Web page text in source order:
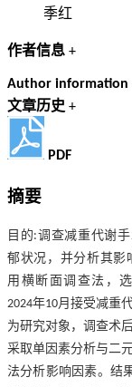
季红
作者信息 +
Author information
文章历史 +
PDF
摘要
目的:调查减重代谢
郁状况，并分析其影
用横断面调查法，
2024年10月接受减重
为研究对象，调查术
采取单因素分析与二
法分析影响因素。结